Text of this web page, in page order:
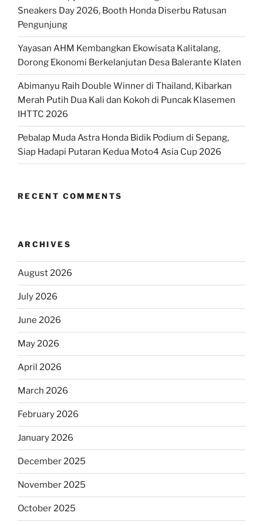
Sneakers Day 2026, Booth Honda Diserbu Ratusan
Pengunjung
Yayasan AHM Kembangkan Ekowisata Kalitalang,
Dorong Ekonomi Berkelanjutan Desa Balerante Klaten
Abimanyu Raih Double Winner di Thailand, Kibarkan
Merah Putih Dua Kali dan Kokoh di Puncak Klasemen
IHTTC 2026
Pebalap Muda Astra Honda Bidik Podium di Sepang,
Siap Hadapi Putaran Kedua Moto4 Asia Cup 2026
RECENT COMMENTS
ARCHIVES
August 2026
July 2026
June 2026
May 2026
April 2026
March 2026
February 2026
January 2026
December 2025
November 2025
October 2025